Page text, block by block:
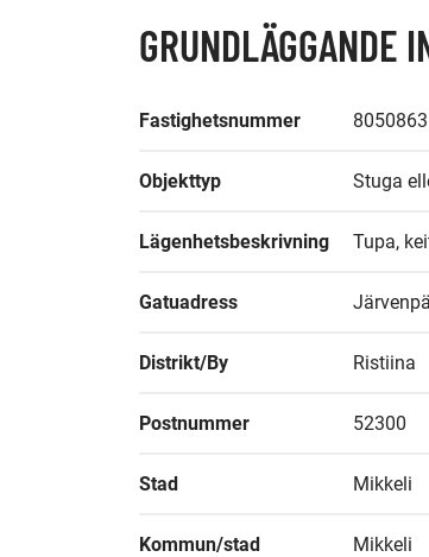
GRUNDLÄGGANDE
Fastighetsnummer
Objekttyp Stuga
Lägenhetsbeskrivning Tupa,
Gatuadress
Distrikt/By Ristiina
Postnummer 52300
Stad Mikkeli
Kommun/stad Mikkeli